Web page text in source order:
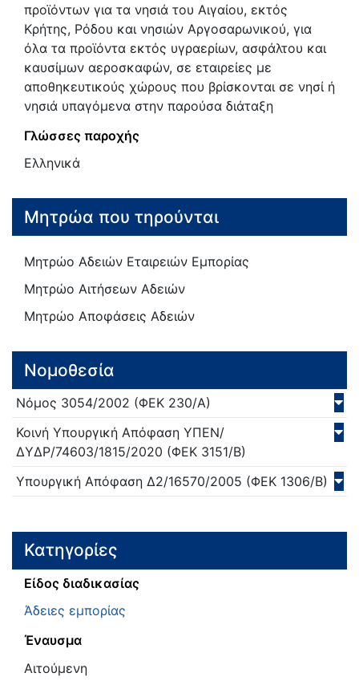
προϊόντων για τα νησιά του Αιγαίου, εκτός
Κρήτης, Ρόδου και νησιών Αργοσαρωνικού, για
όλα τα προϊόντα εκτός υγραερίων, ασφάλτου και
καυσίμων αεροσκαφών, σε εταιρείες με
αποθηκευτικούς χώρους που βρίσκονται σε νησί ή
νησιά υπαγόμενα στην παρούσα διάταξη
Γλώσσες παροχής
Ελληνικά
Μητρώα που τηρούνται
Μητρώο Αδειών Εταιρειών Εμπορίας
Μητρώο Αιτήσεων Αδειών
Μητρώο Αποφάσεις Αδειών
Νομοθεσία
Νόμος 3054/2002 (ΦΕΚ 230/Α)
Κοινή Υπουργική Απόφαση ΥΠΕΝ/
ΔΥΔΡ/74603/1815/2020 (ΦΕΚ 3151/Β)
Υπουργική Απόφαση Δ2/16570/2005 (ΦΕΚ 1306/Β)
Κατηγορίες
Είδος διαδικασίας
Άδειες εμπορίας
Έναυσμα
Αιτούμενη